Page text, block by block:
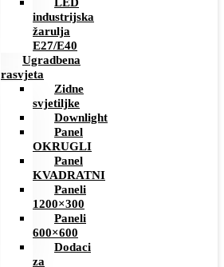
industrijska
žarulja
E27/E40
Ugradbena
rasvjeta
Zidne
svjetiljke
Downlight
Panel
OKRUGLI
Panel
KVADRATNI
Paneli
1200×300
Paneli
600×600
Dodaci
za